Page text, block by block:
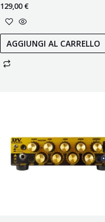
129,00€
AGGIUNGI AL CARRELLO